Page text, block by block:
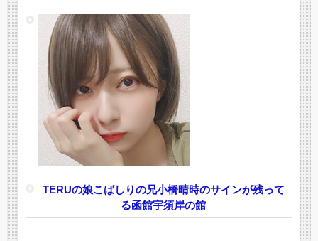
TERUの娘こばしりの兄小橋晴時のサインが残って
る函館宇須岸の館